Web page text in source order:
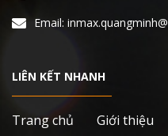
Email:
LIÊN KẾT NHANH
Trang chủ
Giới thiệu